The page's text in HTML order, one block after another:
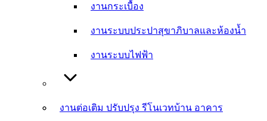
งานกระเบื้อง
งานระบบประปาสุขาภิบาลและห้องน้ำ
งานระบบไฟฟ้า
งานต่อเติม ปรับปรุง รีโนเวทบ้าน อาคาร
งานระบบประปาสุขาภิบาลและห้องน้ำ
งานระบบไฟฟ้า
งานต่อเติม ปรับปรุง รีโนเวทบ้าน อาคาร
งานก่อสร้างใหม่